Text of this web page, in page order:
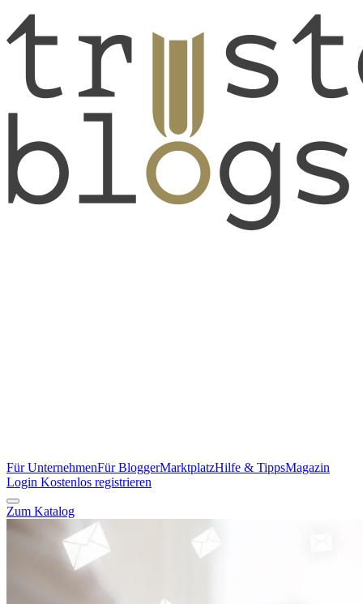
Für UnternehmenFür BloggerMarktplatzHilfe & TippsMagazin
Login Kostenlos registrieren
Zum Katalog